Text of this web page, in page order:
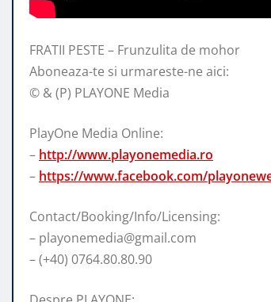
FRATII PESTE – Frunzulita de mohor
Aboneaza-te si urmareste-ne aici:
© & (P) PLAYONE Media
PlayOne Media Online:
– http://www.playonemedia.ro
– https://www.facebook.com/
Contact/Booking/Info/Licensing:
– playonemedia@gmail.com
– (+40) 0764.80.80.90